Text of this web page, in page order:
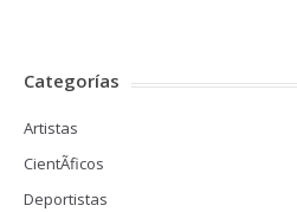
Categorías
Artistas
CientÃ­ficos
Deportistas